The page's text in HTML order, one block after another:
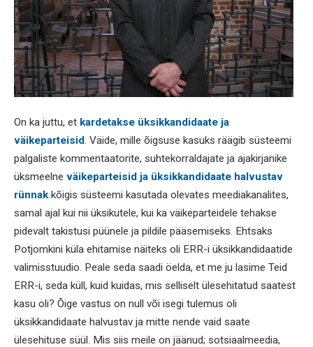
On ka juttu, et kardetakse üksikkandidaate ja
väikeparteisid. Väide, mille õigsuse kasuks räägib süsteemi
palgaliste kommentaatorite, suhtekorraldajate ja ajakirjanike
üksmeelne väikeparteisid ja üksikkandidaate halvustav
rünnakkõigis süsteemi kasutada olevates meediakanalites,
samal ajal kui nii üksikutele, kui ka väikeparteidele tehakse
pidevalt takistusi püünele ja pildile pääsemiseks. Ehtsaks
Potjomkini küla ehitamise näiteks oli ERR-i üksikkandidaatide
valimisstuudio. Peale seda saadi öelda, et me ju lasime Teid
ERR-i, seda küll, kuid kuidas, mis selliselt ülesehitatud saatest
kasu oli? Õige vastus on null või isegi tulemus oli
üksikkandidaate halvustav ja mitte nende vaid saate
ülesehituse süül. Mis siis meile on jäänud; sotsiaalmeedia,